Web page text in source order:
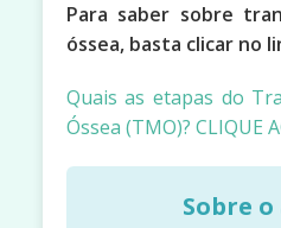
Para saber sobre
óssea, basta clicar no
Quais as etapas do
Óssea (TMO)? CLIQUE
Sobre